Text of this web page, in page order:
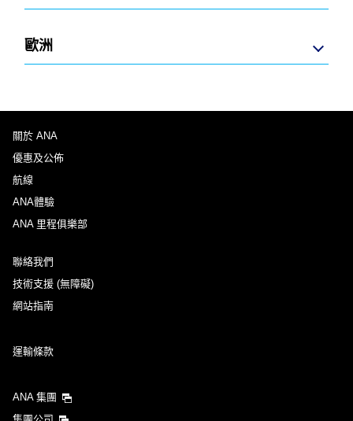
歐洲
關於 ANA
優惠及公佈
航線
ANA體驗
ANA 里程俱樂部
聯絡我們
技術支援 (無障礙)
網站指南
運輸條款
ANA 集團